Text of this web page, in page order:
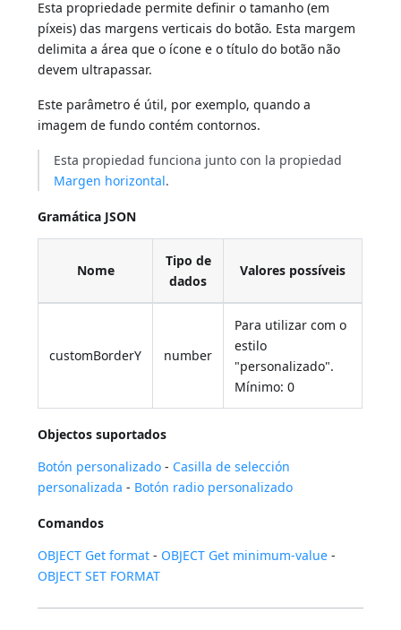
Esta propriedade permite definir o tamanho (em
píxeis) das margens verticais do botão. Esta margem
delimita a área que o ícone e o título do botão não
devem ultrapassar.
Este parâmetro é útil, por exemplo, quando a
imagem de fundo contém contornos.
Esta propiedad funciona junto con la propiedad
Margen horizontal.
Gramática JSON
Nome
Tipo de
dados
Valores possíveis
customBorderY number
Para utilizar com o
estilo
"personalizado".
Mínimo: 0
Objectos suportados
Botón personalizado - Casilla de selección
personalizada - Botón radio personalizado
Comandos
OBJECT Get format - OBJECT Get minimum-value -
OBJECT SET FORMAT